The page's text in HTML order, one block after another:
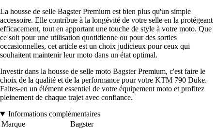
La housse de selle Bagster Premium est bien plus qu'un simple
accessoire. Elle contribue à la longévité de votre selle en la protégeant
efficacement, tout en apportant une touche de style à votre moto. Que
ce soit pour une utilisation quotidienne ou pour des sorties
occasionnelles, cet article est un choix judicieux pour ceux qui
souhaitent maintenir leur moto dans un état optimal.
Investir dans la housse de selle moto Bagster Premium, c'est faire le
choix de la qualité et de la performance pour votre KTM 790 Duke.
Faites-en un élément essentiel de votre équipement moto et profitez
pleinement de chaque trajet avec confiance.
Informations complémentaires
Marque
Bagster